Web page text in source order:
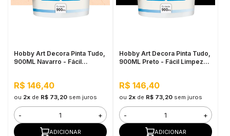
Hobby Art Decora Pinta Tudo,
900ML Navarro - Fácil
R$ 146,40
ou 2xde R$ 73,20 sem juros
- +
ADICIONAR
Hobby Art Decora Pinta Tudo,
900ML Preto - Fácil Limpeza,
R$ 146,40
ou 2xde R$ 73,20 sem juros
- +
ADICIONAR